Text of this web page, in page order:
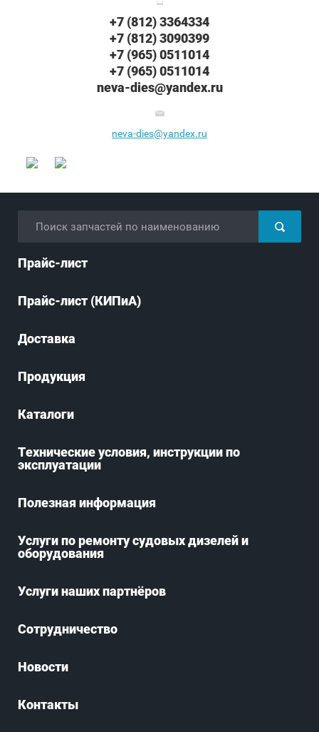
+7 (812) 3364334
+7 (812) 3090399
+7 (965) 0511014
+7 (965) 0511014
neva-dies@yandex.ru
neva-dies@yandex.ru
Прайс-лист
Прайс-лист (КИПиА)
Доставка
Продукция
Каталоги
Технические условия, инструкции по
эксплуатации
Полезная информация
Услуги по ремонту судовых дизелей и
оборудования
Услуги наших партнёров
Сотрудничество
Новости
Контакты